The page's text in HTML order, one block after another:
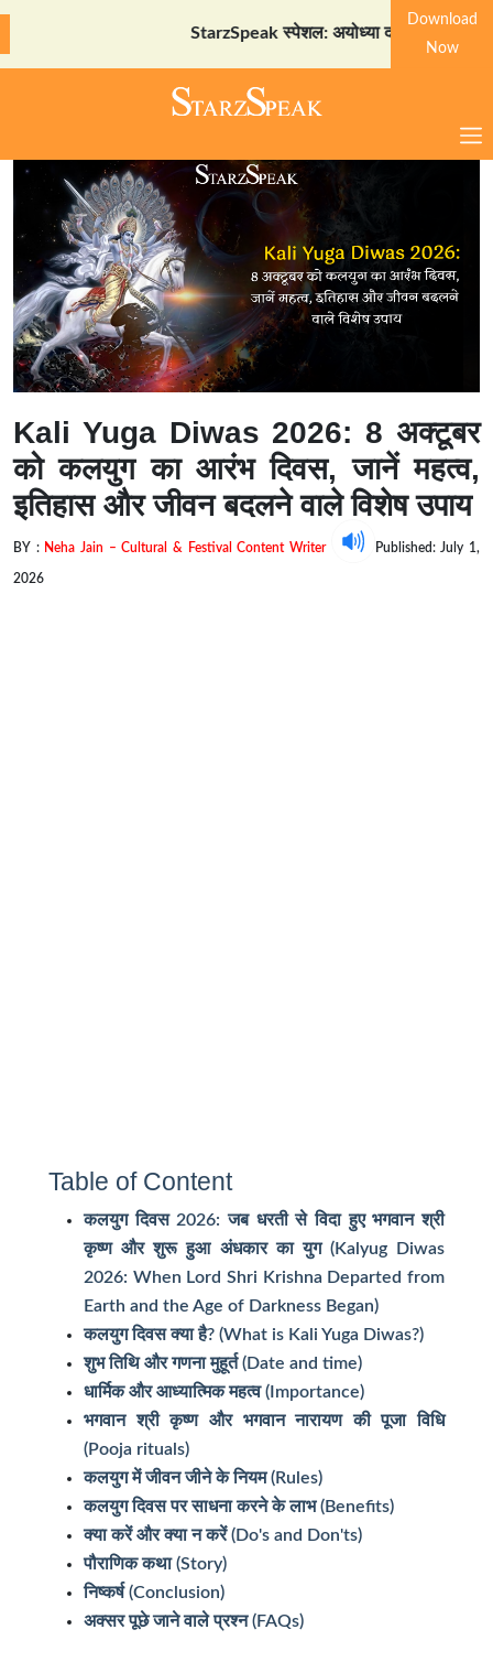
StarzSpeak स्पेशल: अयोध्या दर्शन गाइड
Download
Now
Kali Yuga Diwas 2026: 8 अक्टूबर
को कलयुग का आरंभ दिवस, जानें महत्व,
इतिहास और जीवन बदलने वाले विशेष उपाय
BY : Neha Jain – Cultural & Festival Content Writer Published: July 1,
2026
Table of Content
कलयुग दिवस 2026: जब धरती से विदा हुए भगवान श्री
कृष्ण और शुरू हुआ अंधकार का युग (Kalyug Diwas
2026: When Lord Shri Krishna Departed from
Earth and the Age of Darkness Began)
कलयुग दिवस क्या है? (What is Kali Yuga Diwas?)
शुभ तिथि और गणना मुहूर्त (Date and time)
धार्मिक और आध्यात्मिक महत्व (Importance)
भगवान श्री कृष्ण और भगवान नारायण की पूजा विधि
(Pooja rituals)
कलयुग में जीवन जीने के नियम (Rules)
कलयुग दिवस पर साधना करने के लाभ (Benefits)
क्या करें और क्या न करें (Do's and Don'ts)
पौराणिक कथा (Story)
निष्कर्ष (Conclusion)
अक्सर पूछे जाने वाले प्रश्न (FAQs)